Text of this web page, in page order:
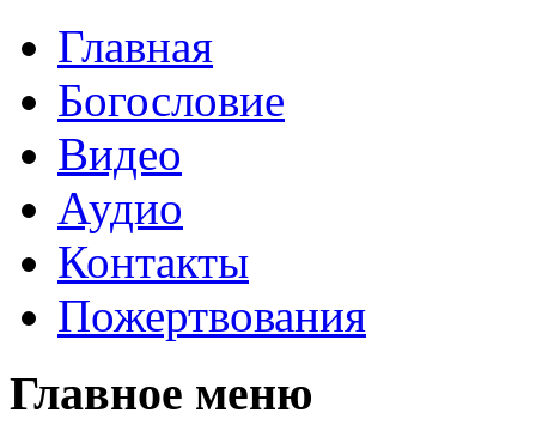
Главная
Богословие
Видео
Аудио
Контакты
Пожертвования
Главное меню